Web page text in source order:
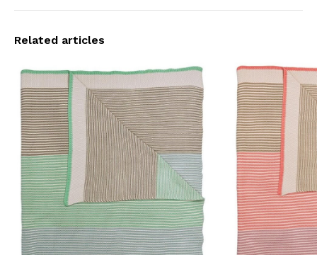
Related articles